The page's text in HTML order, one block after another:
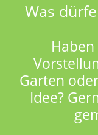
Was
Garten
Idee?